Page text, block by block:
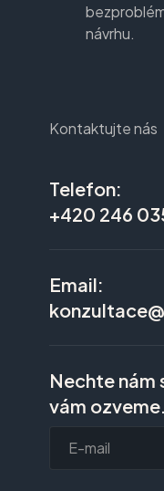
návrhu.
Kontaktujte nás
Telefon:
+420 246
Email:
Nechte nám
vám ozveme.